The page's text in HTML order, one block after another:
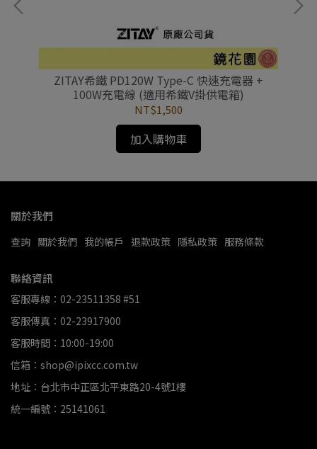
ZITAY希鐵 PD120W Type-C 快速充電器 +
100W充電線 (適用希鐵V掛供電箱)
NT$1,500
加入購物車
關於我們
查詢 關於我們 我的帳戶 退款政策 隱私政策 服務條款
聯絡資訊
客服專線：02-23511358 #51
客服傳真：02-23917900
客服時間：10:00-19:00
信箱：shop@ipixcc.com.tw
地址：台北市中正區北平東路20-4號1樓
統一編號：25141061